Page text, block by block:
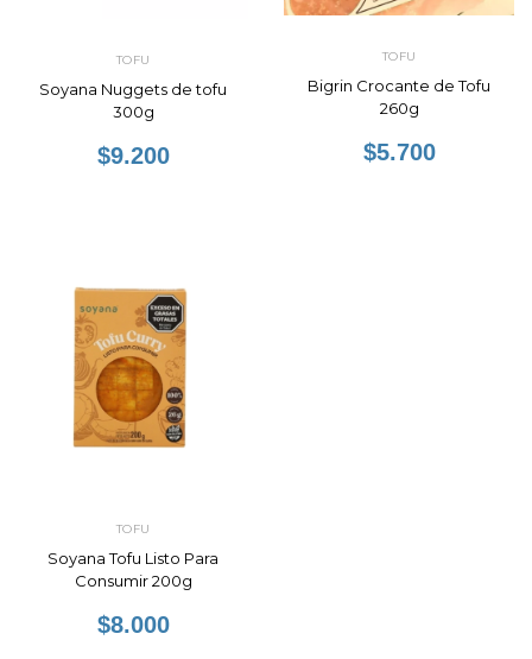
TOFU
Soyana Nuggets de tofu
300g
$9.200
TOFU
Bigrin Crocante de Tofu
260g
$5.700
TOFU
Soyana Tofu Listo Para
Consumir 200g
$8.000